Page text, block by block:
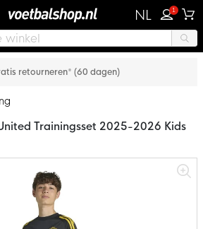
NL 1
retourneren* (60 dagen)
Trainingsset 2025-2026 Kids